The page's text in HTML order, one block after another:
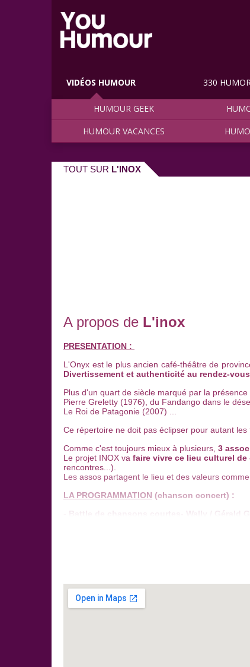
VIDÉOS HUMOUR
HUMOUR GEEK
HUMOUR VACANCES
330
TOUT SUR L'INOX
A propos de L'inox
PRESENTATION :
L'Onyx est le plus ancien café-théâtre de
Divertissement et authenticité au rendez-
Plus d'un quart de siècle marqué par la
Pierre Greletty (1976), du Fandango dans le
Le Roi de Patagonie (2007) ...
Ce répertoire ne doit pas éclipser pour autant
Comme c'est toujours mieux à plusieurs, 3
Le projet INOX va faire vivre ce lieu culturel de
rencontres...).
Les assos partagent le lieu et des valeurs
LA PROGRAMMATION (chanson concert) :
Battle de chansons courtes - Wally / Gérald
LES ASSOCIATIONS :
Bordeaux Chanson